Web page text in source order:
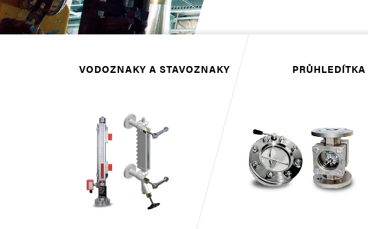
VODOZNAKY A STAVOZNAKY PRŮHLEDÍTKA